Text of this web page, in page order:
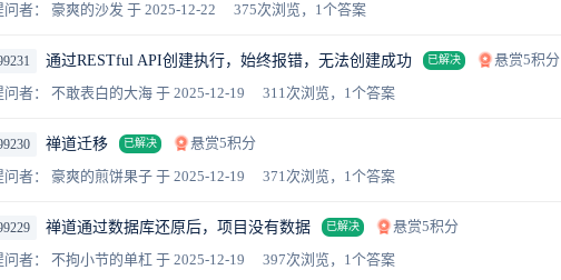
问者： 豪爽的沙发 于 2025-12-22 375次浏览，1个答案
通过RESTful API创建执行，始终报错，无法创建成功 已解决
悬赏5积分
问者： 不敢表白的大海 于 2025-12-19 311次浏览，1个答案
禅道迁移 已解决
悬赏5积分
问者： 豪爽的煎饼果子 于 2025-12-19 371次浏览，1个答案
禅道通过数据库还原后，项目没有数据 已解决
悬赏5积分
问者： 不拘小节的单杠 于 2025-12-19 397次浏览，1个答案